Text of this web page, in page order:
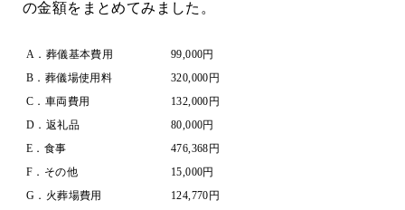
の金額をまとめてみました。
A．葬儀基本費用
99,000円
B．葬儀場使用料
320,000円
C．車両費用
132,000円
D．返礼品
80,000円
E．食事
476,368円
F．その他
15,000円
G．火葬場費用
124,770円